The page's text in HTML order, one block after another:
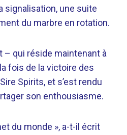
signalisation, une suite
du marbre en rotation.
– ​​qui réside maintenant à
fois de la victoire des
Spirits, et s’est rendu
son enthousiasme.
du monde », a-t-il écrit